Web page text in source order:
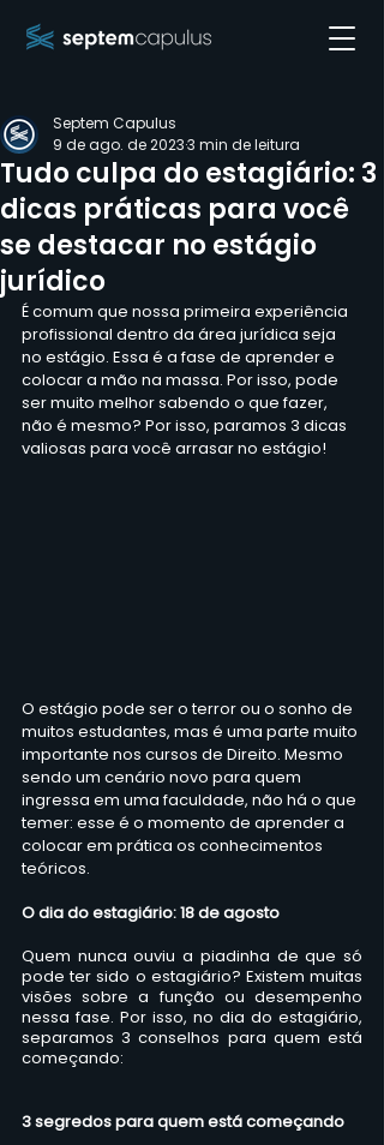
Tudo culpa do estagiário: 3
dicas práticas para você
se destacar no estágio
jurídico
Septem Capulus
9 de ago. de 20233 min de leitura
É comum que nossa primeira experiência
profissional dentro da área jurídica seja
no estágio. Essa é a fase de aprender e
colocar a mão na massa. Por isso, pode
ser muito melhor sabendo o que fazer,
não é mesmo? Por isso, paramos 3 dicas
valiosas para você arrasar no estágio!
O estágio pode ser o terror ou o sonho de
muitos estudantes, mas é uma parte muito
importante nos cursos de Direito. Mesmo
sendo um cenário novo para quem
ingressa em uma faculdade, não há o que
temer: esse é o momento de aprender a
colocar em prática os conhecimentos
teóricos.
O dia do estagiário: 18 de agosto
Quem nunca ouviu a piadinha de que só
pode ter sido o estagiário? Existem muitas
visões sobre a função ou desempenho
nessa fase. Por isso, no dia do estagiário,
separamos 3 conselhos para quem está
começando:
3 segredos para quem está começando